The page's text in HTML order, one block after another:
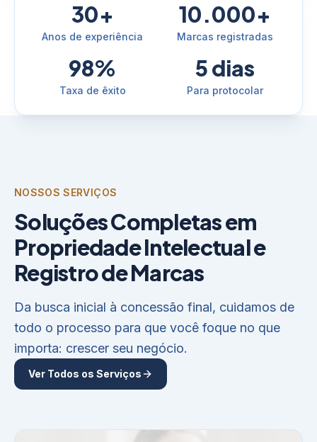
30+
Anos de experiência
10.000+
Marcas registradas
98%
Taxa de êxito
5 dias
Para protocolar
NOSSOS SERVIÇOS
Soluções Completas em
Propriedade Intelectual e
Registro de Marcas
Da busca inicial à concessão final, cuidamos de
todo o processo para que você foque no que
importa: crescer seu negócio.
Ver Todos os Serviços